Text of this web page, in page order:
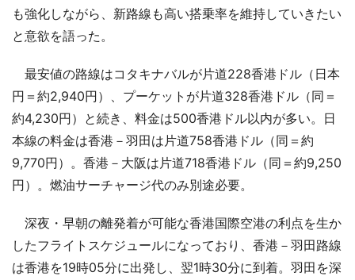
も強化しながら、新路線も高い搭乗率を維持していきたい
と意欲を語った。
最安値の路線はコタキナバルが片道228香港ドル（日本
円＝約2,940円）、プーケットが片道328香港ドル（同＝
約4,230円）と続き、料金は500香港ドル以内が多い。日
本線の料金は香港－羽田は片道758香港ドル（同＝約
9,770円）。香港－大阪は片道718香港ドル（同＝約9,250
円）。燃油サーチャージ代のみ別途必要。
深夜・早朝の離発着が可能な香港国際空港の利点を生か
したフライトスケジュールになっており、香港－羽田路線
は香港を19時05分に出発し、翌1時30分に到着。羽田を深